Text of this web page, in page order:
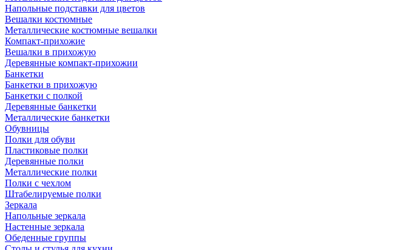
Напольные подставки для цветов
Вешалки костюмные
Металлические костюмные вешалки
Компакт-прихожие
Вешалки в прихожую
Деревянные компакт-прихожии
Банкетки
Банкетки в прихожую
Банкетки с полкой
Деревянные банкетки
Металлические банкетки
Обувницы
Полки для обуви
Пластиковые полки
Деревянные полки
Металлические полки
Полки с чехлом
Штабелируемые полки
Зеркала
Напольные зеркала
Настенные зеркала
Обеденные группы